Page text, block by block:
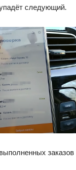
следующий.
заказов